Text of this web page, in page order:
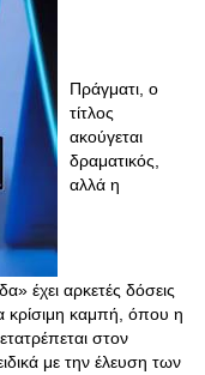
Πράγματι, ο
τίτλος
ακούγεται
δραματικός,
αλλά η
έχει αρκετές δόσεις
κρίσιμη καμπή, όπου η
στον
με την έλευση των